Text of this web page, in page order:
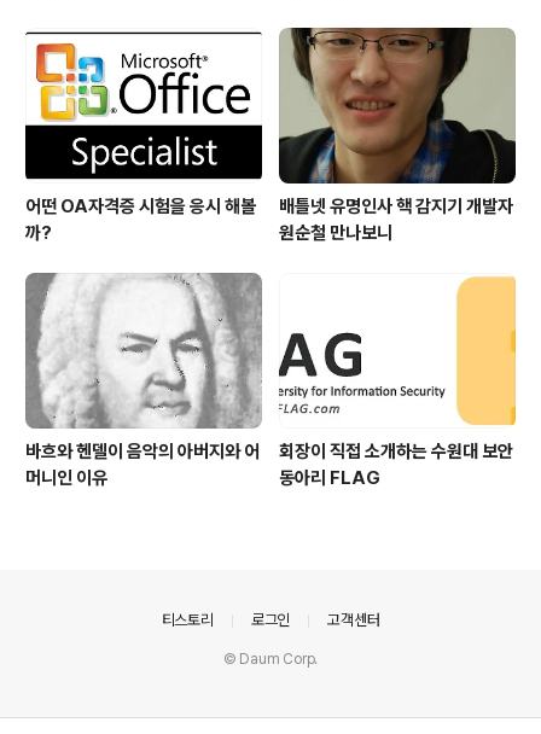
어떤 OA자격증 시험을 응시 해볼
까?
배틀넷 유명인사 핵 감지기 개발자
원순철 만나보니
바흐와 헨델이 음악의 아버지와 어
머니인 이유
회장이 직접 소개하는 수원대 보안
동아리 FLAG
티스토리 로그인 고객센터
© Daum Corp.